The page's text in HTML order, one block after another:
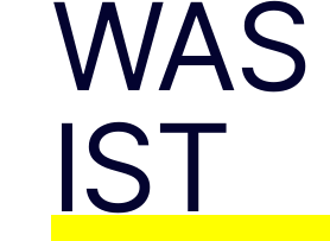
WAS
IST